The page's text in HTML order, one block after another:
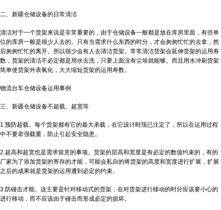
二、新疆仓储设备的日常清洁
清洁对于一个货架来说是非常重要的，由于仓储设备一般都是放在库房里面，有些单
位的库房一般是很少人去的。只有当需求什么东西的时分，才会匆匆忙忙的去拿，然
后匆匆忙忙的离开。所以很少会有人去清洁货架。常常清洁货架会延伸货架的运用寿
数，货架的清洁不必定都是用水去洗，只要上面没有尘埃就能够。而且用水冲刷货架
简单使货架外表氧化，大大缩短货架的运用寿数。
物流台车仓储设备运用事例
三、新疆仓储设备不超载、超宽等
1.预防超载。每个货架都有它的最大承载，在它设计时现已注定了，所以在运用过程
中不要牵强载重，防止引起安全隐患。
2.超高和超宽也是需求留意的事项。货架的层高和宽度是有必定的数值约束的，有的
厂家为了添加货架的寄存的才能，可能会私自的将货架的高度和宽度进行扩展，扩展
之后的成果就是货架的运用遭到必定的约束。
3.防碰击才能。这主要是针对移动式的货架，在对货架进行移动的时分应该要小心的
进行移动，而不应该由于碰击而形成必定的损坏。